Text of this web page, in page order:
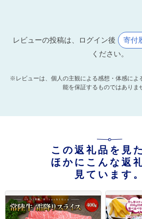
レビューの投稿は、ログイン後 寄付
ください。
※レビューは、個人の主観による感想・体感によ
能を保証するものではありま
この返礼品を見
ほかにこんな返
見ています。